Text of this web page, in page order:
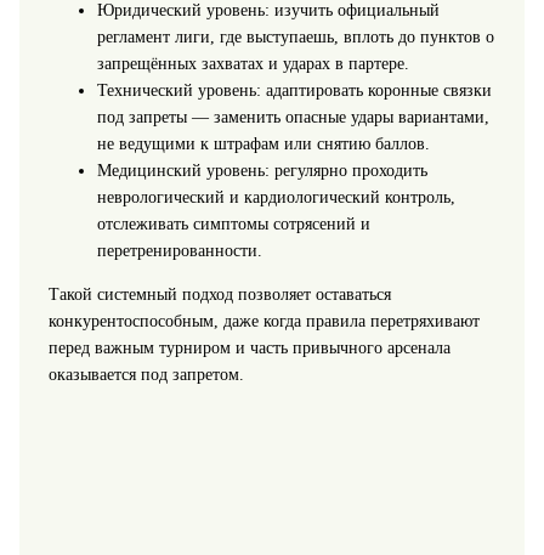
Юридический уровень: изучить официальный
регламент лиги, где выступаешь, вплоть до пунктов о
запрещённых захватах и ударах в партере.
Технический уровень: адаптировать коронные связки
под запреты — заменить опасные удары вариантами,
не ведущими к штрафам или снятию баллов.
Медицинский уровень: регулярно проходить
неврологический и кардиологический контроль,
отслеживать симптомы сотрясений и
перетренированности.
Такой системный подход позволяет оставаться
конкурентоспособным, даже когда правила перетряхивают
перед важным турниром и часть привычного арсенала
оказывается под запретом.